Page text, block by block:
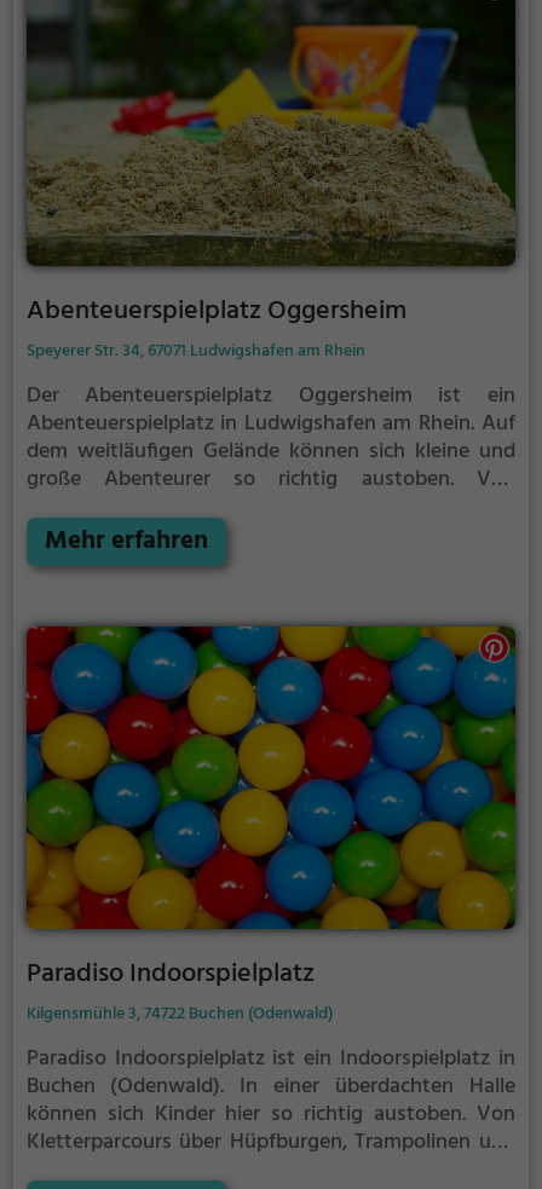
Abenteuerspielplatz Oggersheim
Speyerer Str. 34, 67071 Ludwigshafen am Rhein
Der Abenteuerspielplatz Oggersheim ist ein
Abenteuerspielplatz in Ludwigshafen am Rhein. Auf
dem weitläufigen Gelände können sich kleine und
große Abenteurer so richtig austoben. Von
ist auf dem Abenteuerspielplatz Oggersheim für
jeden etwas dabei.
Mehr erfahren
Paradiso Indoorspielplatz
Kilgensmühle 3, 74722 Buchen (Odenwald)
Paradiso Indoorspielplatz ist ein Indoorspielplatz in
Buchen (Odenwald). In einer überdachten Halle
können sich Kinder hier so richtig austoben. Von
Kletterparcours über Hüpfburgen, Trampolinen und